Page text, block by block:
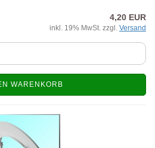
4,20 EUR
inkl. 19% MwSt. zzgl. Versand
WARENKORB